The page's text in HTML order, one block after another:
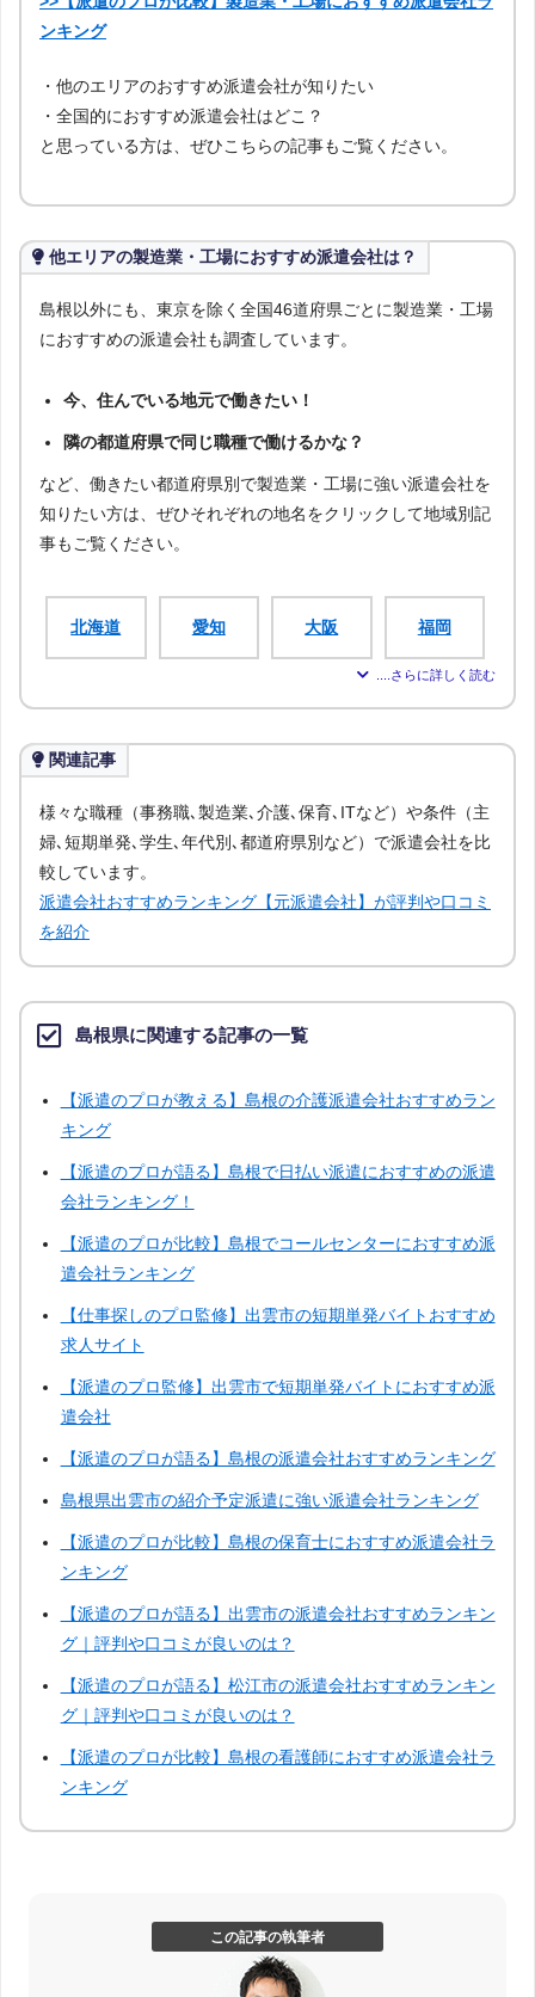
ンキング
・他のエリアのおすすめ派遣会社が知りたい
・全国的におすすめ派遣会社はどこ？
と思っている方は、ぜひこちらの記事もご覧ください。
他エリアの製造業・工場におすすめ派遣会社は？
島根以外にも、東京を除く全国46道府県ごとに製造業・工場
におすすめの派遣会社も調査しています。
今、住んでいる地元で働きたい！
隣の都道府県で同じ職種で働けるかな？
など、働きたい都道府県別で製造業・工場に強い派遣会社を
知りたい方は、ぜひそれぞれの地名をクリックして地域別記
事もご覧ください。
北海道 愛知 大阪 福岡
岩手
茨城 栃木 群馬 埼玉
千葉
福井 山梨 長野 岐阜
愛媛 高知 佐賀
熊本 大分 宮崎 鹿児島
沖縄
関連記事
様々な職種（事務職､製造業､介護､保育､ITなど）や条件（主
婦､短期単発､学生､年代別､都道府県別など）で派遣会社を比
較しています。
派遣会社おすすめランキング【元派遣会社】が評判や口コミ
を紹介
島根県に関連する記事の一覧
【派遣のプロが教える】島根の介護派遣会社おすすめラン
キング
【派遣のプロが語る】島根で日払い派遣におすすめの派遣
会社ランキング！
【派遣のプロが比較】島根でコールセンターにおすすめ派
遣会社ランキング
【仕事探しのプロ監修】出雲市の短期単発バイトおすすめ
求人サイト
【派遣のプロ監修】出雲市で短期単発バイトにおすすめ派
遣会社
【派遣のプロが語る】島根の派遣会社おすすめランキング
島根県出雲市の紹介予定派遣に強い派遣会社ランキング
【派遣のプロが比較】島根の保育士におすすめ派遣会社ラ
ンキング
【派遣のプロが語る】出雲市の派遣会社おすすめランキン
グ｜評判や口コミが良いのは？
【派遣のプロが語る】松江市の派遣会社おすすめランキン
グ｜評判や口コミが良いのは？
【派遣のプロが比較】島根の看護師におすすめ派遣会社ラ
ンキング
この記事の執筆者